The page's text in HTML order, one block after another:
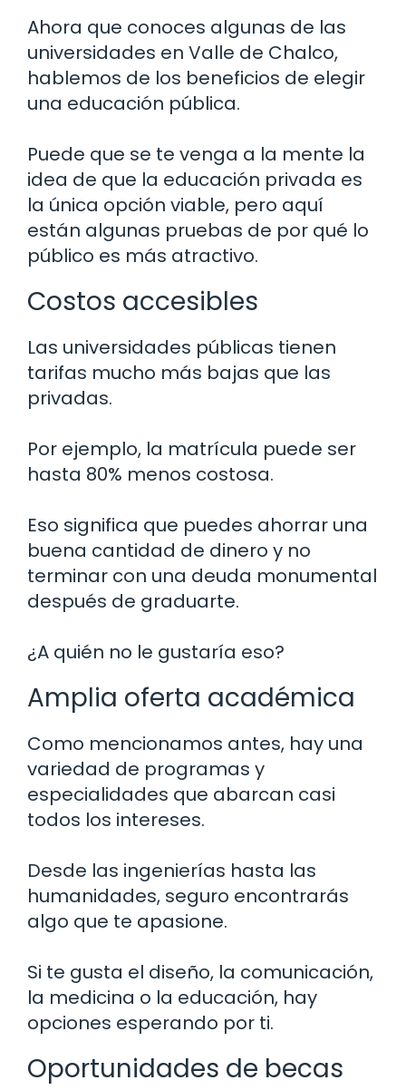
Ahora que conoces algunas de las
universidades en Valle de Chalco,
hablemos de los beneficios de elegir
una educación pública.
Puede que se te venga a la mente la
idea de que la educación privada es
la única opción viable, pero aquí
están algunas pruebas de por qué lo
público es más atractivo.
Costos accesibles
Las universidades públicas tienen
tarifas mucho más bajas que las
privadas.
Por ejemplo, la matrícula puede ser
hasta 80% menos costosa.
Eso significa que puedes ahorrar una
buena cantidad de dinero y no
terminar con una deuda monumental
después de graduarte.
¿A quién no le gustaría eso?
Amplia oferta académica
Como mencionamos antes, hay una
variedad de programas y
especialidades que abarcan casi
todos los intereses.
Desde las ingenierías hasta las
humanidades, seguro encontrarás
algo que te apasione.
Si te gusta el diseño, la comunicación,
la medicina o la educación, hay
opciones esperando por ti.
Oportunidades de becas